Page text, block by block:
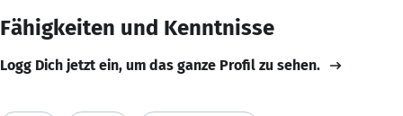
Fähigkeiten und Kenntnisse
Logg Dich jetzt ein, um das ganze Profil zu sehen.